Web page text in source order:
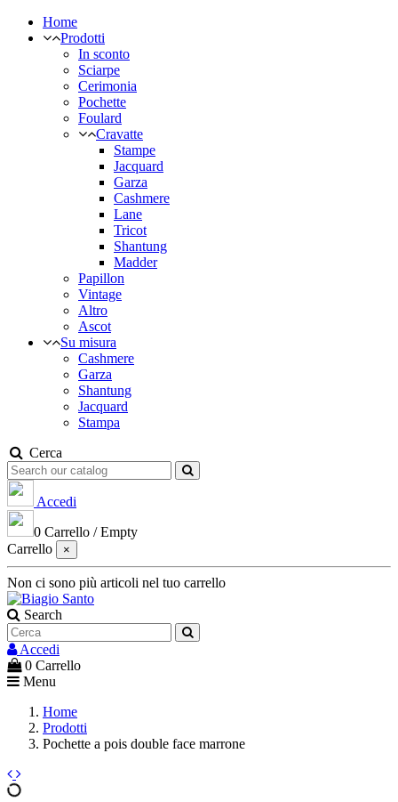
Home
Prodotti
In sconto
Sciarpe
Cerimonia
Pochette
Foulard
Cravatte
Stampe
Jacquard
Garza
Cashmere
Lane
Tricot
Shantung
Madder
Papillon
Vintage
Altro
Ascot
Su misura
Cashmere
Garza
Shantung
Jacquard
Stampa
Cerca
Accedi
0 Carrello /Empty
Carrello
×
Non ci sono più articoli nel tuo carrello
Search
Accedi
0 Carrello
Menu
Home
Prodotti
Pochette a pois double face marrone